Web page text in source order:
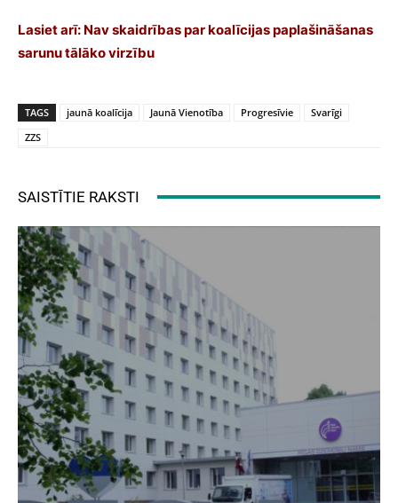
Lasiet arī: Nav skaidrības par koalīcijas paplašināšanas
sarunu tālāko virzību
TAGS jaunā koalīcija Jaunā Vienotība Progresīvie
Svarīgi
ZZS
SAISTĪTIE RAKSTI